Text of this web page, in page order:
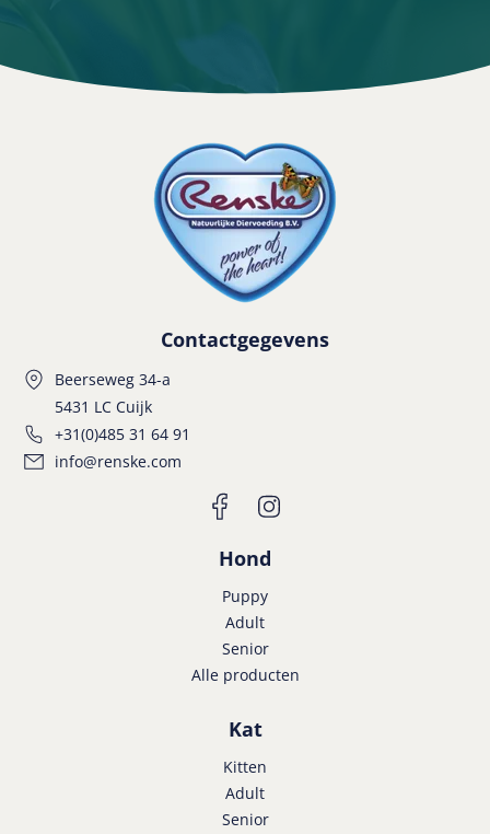
Contactgegevens
Beerseweg 34-a
5431 LC Cuijk
+31(0)485 31 64 91
info@renske.com
Hond
Puppy
Adult
Senior
Alle producten
Kat
Kitten
Adult
Senior